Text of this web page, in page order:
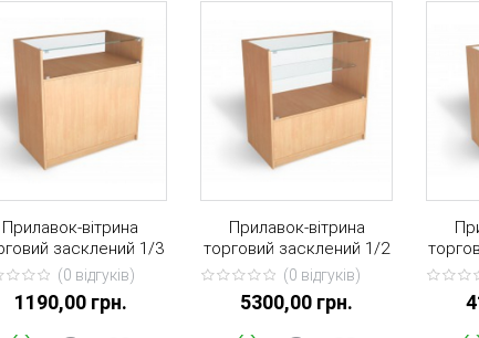
Прилавок-вітрина
засклений 1/3
900 * 900 * 500
(0 вiдгукiв)
1190,00 грн.
Прилавок-вітрина
торговий засклений 1/2
900 * 900 * 450
(0 вiдгукiв)
5300,00 грн.